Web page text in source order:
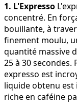
1. L'Expresso
concentré. En
bouillante, à
finement moulu,
quantité massive
25 à 30
expresso est
liquide obtenu est
riche en caféine